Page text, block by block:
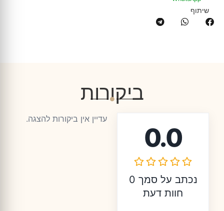
שיתוף
ביקורות
0.0
נכתב על סמך 0
חוות דעת
עדיין אין ביקורות להצגה.